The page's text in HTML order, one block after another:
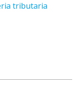
tributaria